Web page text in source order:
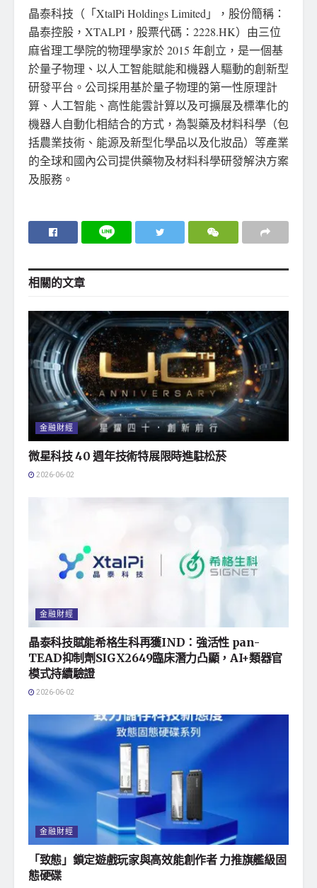
晶泰科技（「XtalPi Holdings Limited」，股份簡稱：
晶泰控股，XTALPI，股票代碼：2228.HK）由三位
麻省理工學院的物理學家於 2015 年創立，是一個基
於量子物理、以人工智能賦能和機器人驅動的創新型
研發平台。公司採用基於量子物理的第一性原理計
算、人工智能、高性能雲計算以及可擴展及標準化的
機器人自動化相結合的方式，為製藥及材料科學（包
括農業技術、能源及新型化學品以及化妝品）等產業
的全球和國內公司提供藥物及材料科學研發解決方案
及服務。
相關的文章
金融財經
微星科技 40 週年技術特展限時進駐松菸
2026-06-02
金融財經
晶泰科技賦能希格生科再獲IND：強活性 pan-
TEAD抑制劑SIGX2649臨床潛力凸顯，AI+類器官
模式持續驗證
2026-06-02
金融財經
「致態」鎖定遊戲玩家與高效能創作者 力推旗艦級固
態硬碟